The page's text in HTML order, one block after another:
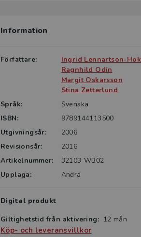
Information
Författare:
Ingrid Lennartson-
Ragnhild Odin
Margit Oskarsson
Stina Zetterlund
Språk:
Svenska
ISBN:
9789144113500
Utgivningsår:
2006
Revisionsår:
2016
Artikelnummer:
32103-WB02
Upplaga:
Andra
Digital produkt
Giltighetstid från aktivering: 12 mån
Köp- och leveransvillkor